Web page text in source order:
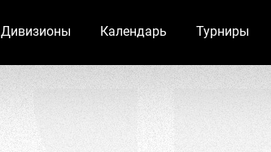
Дивизионы Календарь Турниры